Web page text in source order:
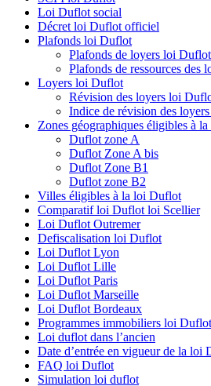
Loi Duflot social
Décret loi Duflot officiel
Plafonds loi Duflot
Plafonds de loyers loi Duflot
Plafonds de ressources des
Loyers loi Duflot
Révision des loyers loi
Indice de révision des
Zones géographiques éligibles à
Duflot zone A
Duflot Zone A bis
Duflot Zone B1
Duflot zone B2
Villes éligibles à la loi Duflot
Comparatif loi Duflot loi Scellier
Loi Duflot Outremer
Defiscalisation loi Duflot
Loi Duflot Lyon
Loi Duflot Lille
Loi Duflot Paris
Loi Duflot Marseille
Loi Duflot Bordeaux
Programmes immobiliers loi Duflot
Loi duflot dans l’ancien
Date d’entrée en vigueur de la loi
FAQ loi Duflot
Simulation loi duflot